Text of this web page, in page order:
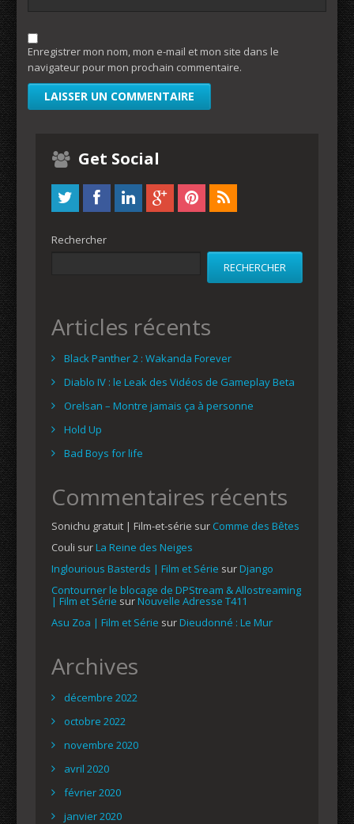
Enregistrer mon nom, mon e-mail et mon site dans le
navigateur pour mon prochain commentaire.
Get Social
Rechercher
RECHERCHER
Articles récents
Black Panther 2 : Wakanda Forever
Diablo IV : le Leak des Vidéos de Gameplay Beta
Orelsan – Montre jamais ça à personne
Hold Up
Bad Boys for life
Commentaires récents
Sonichu gratuit | Film-et-série sur Comme des Bêtes
Couli surLa Reine des Neiges
Inglourious Basterds | Film et Série surDjango
Contourner le blocage de DPStream & Allostreaming
| Film et Série surNouvelle Adresse T411
Asu Zoa | Film et Série surDieudonné : Le Mur
Archives
décembre 2022
octobre 2022
novembre 2020
avril 2020
février 2020
janvier 2020